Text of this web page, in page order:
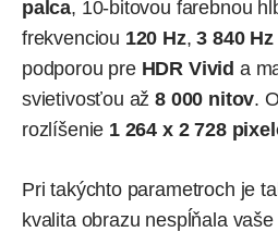
palca, 10-bitovou farebnou
frekvenciou 120 Hz,3 840 Hz
podporou pre HDR Vivid a
svietivosťou až8 000 nitov.
rozlíšenie 1 264 x 2 728
Pri takýchto parametroch je
kvalita obrazu nespĺňala